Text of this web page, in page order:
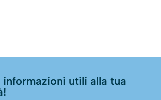
utili alla tua